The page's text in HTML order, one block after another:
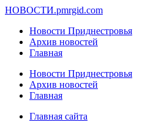
НОВОСТИ.pmrgid.com
Новости Приднестровья
Архив новостей
Главная
Новости Приднестровья
Архив новостей
Главная
Главная сайта